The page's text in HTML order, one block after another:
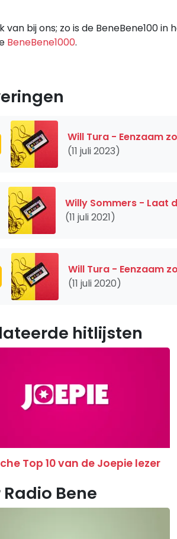
van bij ons; zo is de BeneBene100
BeneBene1000.
Will Tura - Eenzaam
(11 juli 2023)
Willy Sommers - Laat
(11 juli 2021)
Will Tura - Eenzaam
(11 juli 2020)
hitlijsten
Top 10 van de Joepie lezer
Bene